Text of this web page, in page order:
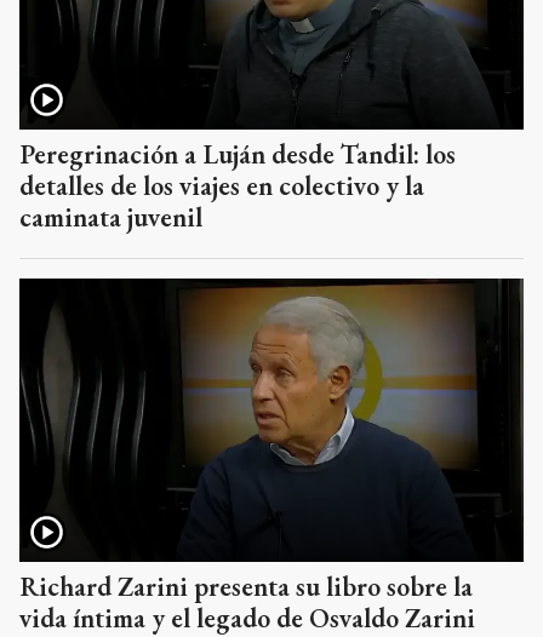
Peregrinación a Luján desde Tandil: los
detalles de los viajes en colectivo y la
caminata juvenil
Richard Zarini presenta su libro sobre la
vida íntima y el legado de Osvaldo Zarini